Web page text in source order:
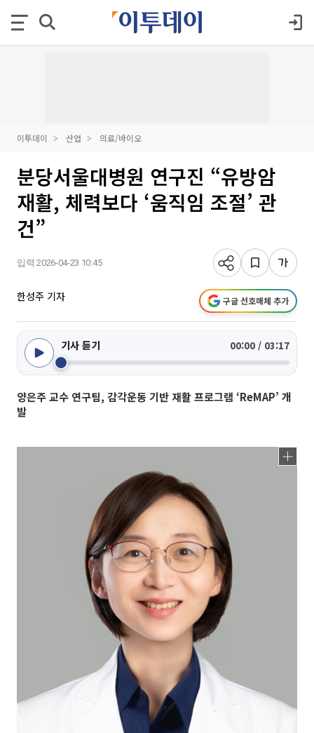
이투데이 산업 의료/바이오
분당서울대병원 연구진 “유방암
재활, 체력보다 ‘움직임 조절’ 관
건”
입력 2026-04-23 10:45
한성주 기자 구글 선호매체 추가
기사 듣기 00:00 / 03:17
양은주 교수 연구팀, 감각운동 기반 재활 프로그램 ‘ReMAP’ 개
발